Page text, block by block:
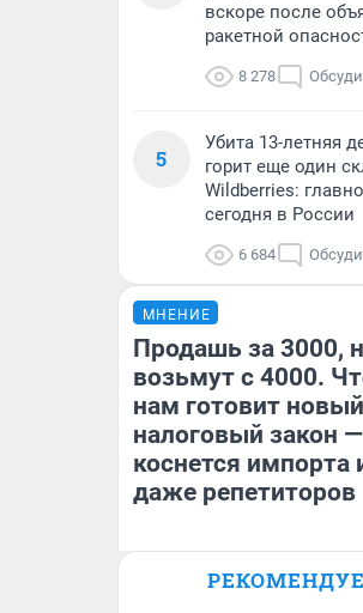
вскоре после
ракетной
8 278
5
Убита 13-летняя
горит еще один
Wildberries:
сегодня в России
6 684
МНЕНИЕ
Продашь за 3000,
возьмут с 4000.
нам готовит новый
налоговый закон
коснется импорта
даже репетиторов
Анастасия